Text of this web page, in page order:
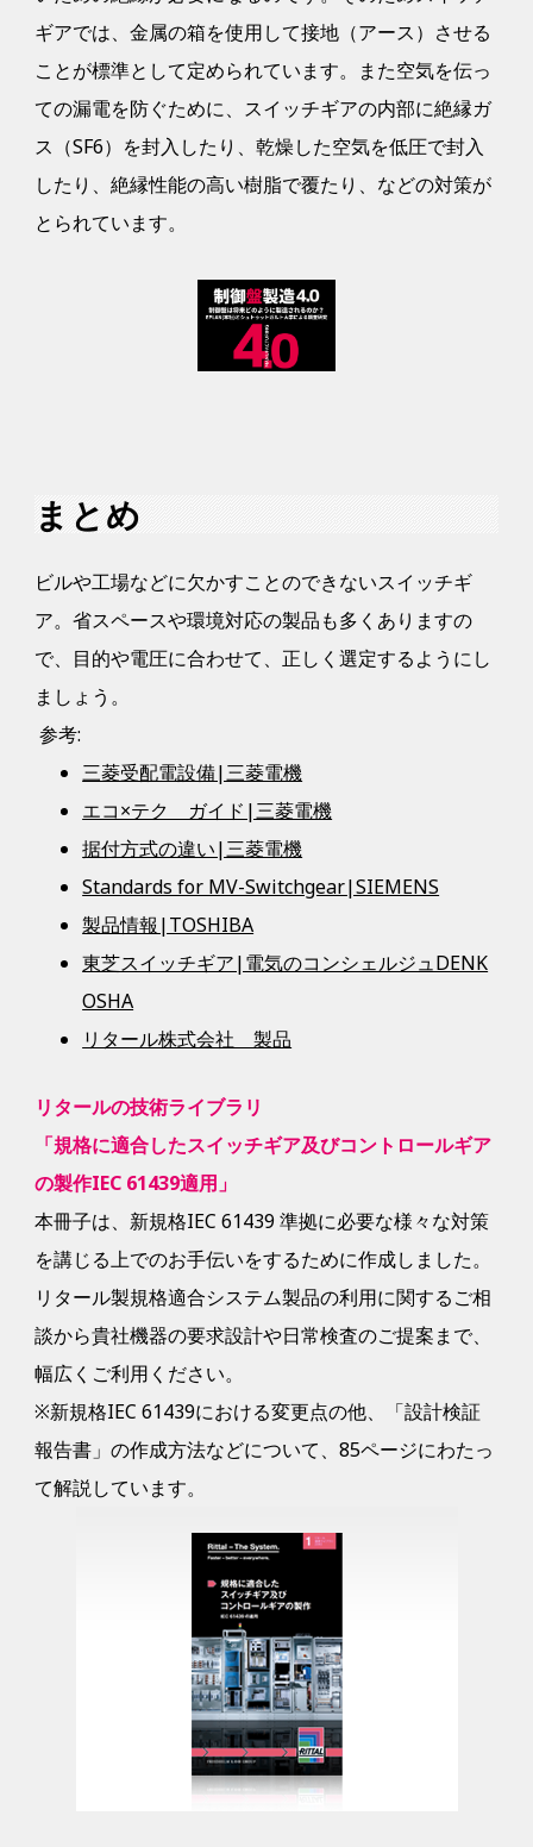
ギアでは、金属の箱を使用して接地（アース）させる
ことが標準として定められています。また空気を伝っ
ての漏電を防ぐために、スイッチギアの内部に絶縁ガ
ス（SF6）を封入したり、乾燥した空気を低圧で封入
したり、絶縁性能の高い樹脂で覆たり、などの対策が
とられています。
まとめ
ビルや工場などに欠かすことのできないスイッチギ
ア。省スペースや環境対応の製品も多くありますの
で、目的や電圧に合わせて、正しく選定するようにし
ましょう。
参考:
三菱受配電設備|三菱電機
エコ×テク ガイド|三菱電機
据付方式の違い|三菱電機
Standards for MV-Switchgear|SIEMENS
製品情報|TOSHIBA
東芝スイッチギア|電気のコンシェルジュDENK
OSHA
リタール株式会社 製品
リタールの技術ライブラリ
「規格に適合したスイッチギア及びコントロールギア
の製作IEC 61439適用」
本冊子は、新規格IEC 61439 準拠に必要な様々な対策
を講じる上でのお手伝いをするために作成しました。
リタール製規格適合システム製品の利用に関するご相
談から貴社機器の要求設計や日常検査のご提案まで、
幅広くご利用ください。
※新規格IEC 61439における変更点の他、「設計検証
報告書」の作成方法などについて、85ページにわたっ
て解説しています。